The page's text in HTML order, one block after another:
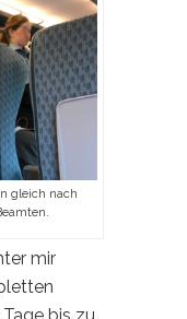
gleich nach
mir
bis zu